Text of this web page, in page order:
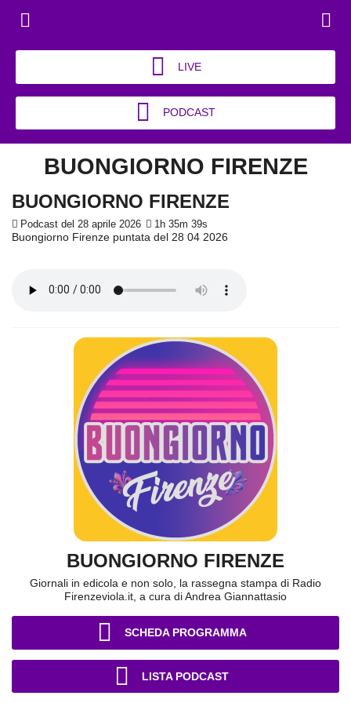
LIVE
PODCAST
BUONGIORNO FIRENZE
BUONGIORNO FIRENZE
Podcast del 28 aprile 2026 1h 35m 39s
Buongiorno Firenze puntata del 28 04 2026
BUONGIORNO FIRENZE
Giornali in edicola e non solo, la rassegna stampa di Radio
Firenzeviola.it, a cura di Andrea Giannattasio
SCHEDA PROGRAMMA
LISTA PODCAST